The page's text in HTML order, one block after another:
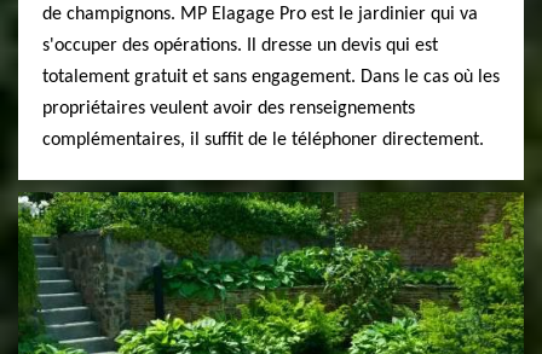
de champignons. MP Elagage Pro est le jardinier qui va
s'occuper des opérations. Il dresse un devis qui est
totalement gratuit et sans engagement. Dans le cas où les
propriétaires veulent avoir des renseignements
complémentaires, il suffit de le téléphoner directement.